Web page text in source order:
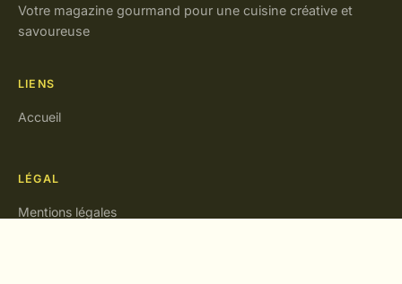
Votre magazine gourmand pour une cuisine créative et
savoureuse
LIENS
Accueil
LÉGAL
Mentions légales